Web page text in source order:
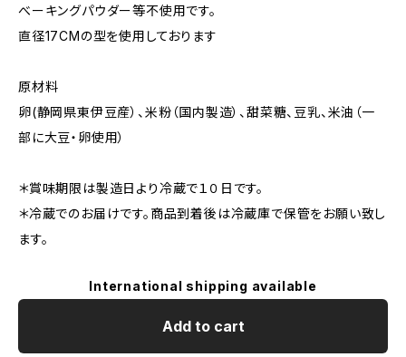
べーキングパウダー等不使用です。
直径17CMの型を使用しております
原材料
卵(静岡県東伊豆産）、米粉（国内製造）、甜菜糖、豆乳、米油（一
部に大豆・卵使用）
＊賞味期限は製造日より冷蔵で１０日です。
＊冷蔵でのお届けです。商品到着後は冷蔵庫で保管をお願い致し
ます。
International shipping available
Add to cart